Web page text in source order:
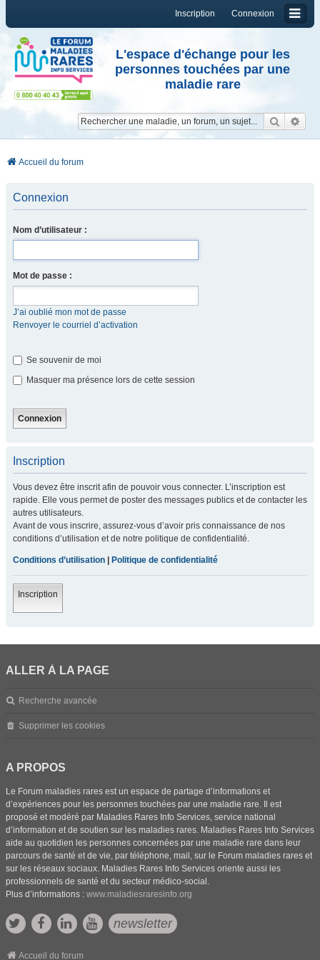
Connexion
Inscription
L'espace d'échange pour les
personnes touchées par une
maladie rare
Accueil du forum
Connexion
Nom d’utilisateur :
Mot de passe :
J’ai oublié mon mot de passe
Renvoyer le courriel d’activation
Se souvenir de moi
Masquer ma présence lors de cette session
Inscription
Vous devez être inscrit afin de pouvoir vous connecter. L’inscription est
rapide. Elle vous permet de poster des messages publics et de contacter les
autres utilisateurs.
Avant de vous inscrire, assurez-vous d’avoir pris connaissance de nos
conditions d’utilisation et de notre politique de confidentialité.
Conditions d’utilisation Politique de confidentialité
Inscription
ALLER À LA PAGE
Recherche avancée
Supprimer les cookies
A PROPOS
Le Forum maladies rares est un espace de partage d’informations et
d’expériences pour les personnes touchées par une maladie rare. Il est
proposé et modéré par Maladies Rares Info Services, service national
d’information et de soutien sur les maladies rares. Maladies Rares Info Services
aide au quotidien les personnes concernées par une maladie rare dans leur
parcours de santé et de vie, par téléphone, mail, sur le Forum maladies rares et
sur les réseaux sociaux. Maladies Rares Info Services oriente aussi les
professionnels de santé et du secteur médico-social.
Plus d’informations : www.maladiesraresinfo.org
newsletter
Accueil du forum